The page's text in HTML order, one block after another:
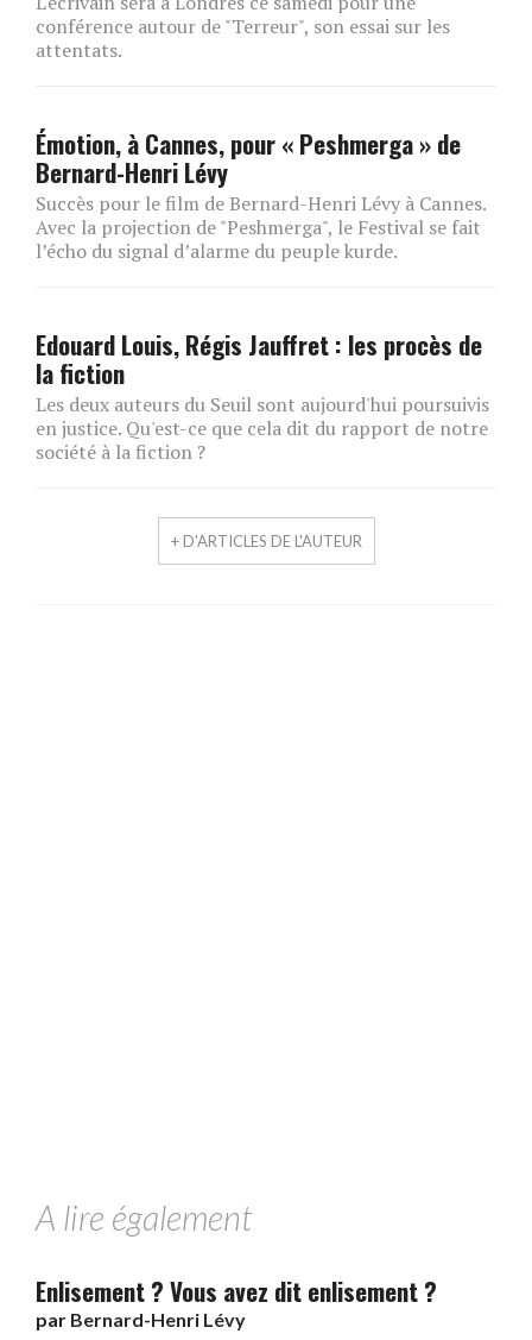
conférence autour de "Terreur", son essai sur les
attentats.
Émotion, à Cannes, pour « Peshmerga » de
Bernard-Henri Lévy
Succès pour le film de Bernard-Henri Lévy à Cannes.
Avec la projection de "Peshmerga", le Festival se fait
l’écho du signal d’alarme du peuple kurde.
Edouard Louis, Régis Jauffret : les procès de
la fiction
Les deux auteurs du Seuil sont aujourd'hui poursuivis
en justice. Qu'est-ce que cela dit du rapport de notre
société à la fiction ?
+ D'ARTICLES DE L'AUTEUR
A lire également
Enlisement ? Vous avez dit enlisement ?
par Bernard-Henri Lévy